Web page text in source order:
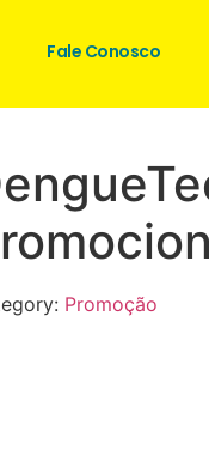
Fale Conosco
Promoção